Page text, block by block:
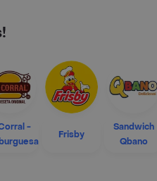
-
Frisby
Sandwich
Qbano